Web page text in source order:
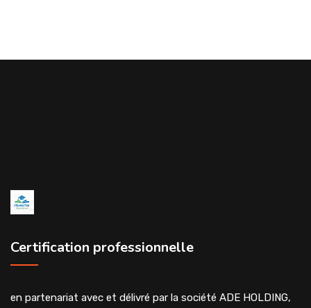
Certification professionnelle
en partenariat avec et délivré par la société ADE HOLDING,